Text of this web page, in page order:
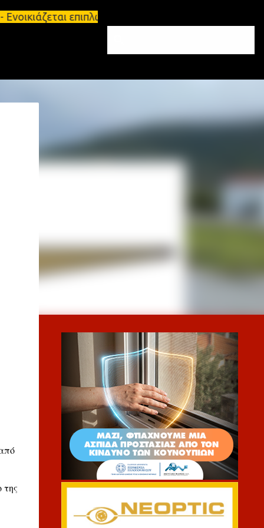
επιπλωμένο διαμέρισμα 65τ.μ
της